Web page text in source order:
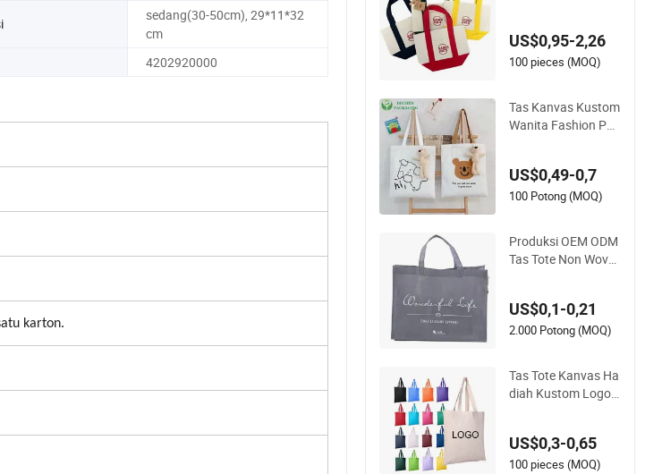
sedang(30-50cm), 29*11*32
cm
4202920000
karton.
na Multi Grosir Baru
untuk Belanja dan P
US$0,95-2,26
100 pieces (MOQ)
Tas Kanvas Kustom
Wanita Fashion Pan
aku Resleting
US$0,49-0,7
100 Potong (MOQ)
Produksi OEM ODM
Tas Tote Non Wove
ngan Tas Non Wove
n Pegangan Loop P
Woven
US$0,1-0,21
2.000 Potong (MOQ)
Tas Tote Kanvas Ha
diah Kustom Logo
ungan 100% Ukuran
Besar Fashion Bela
US$0,3-0,65
100 pieces (MOQ)